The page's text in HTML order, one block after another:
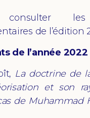
consulter les
de l’édition
de l’année 2022
La doctrine de
et son
de Muhammad